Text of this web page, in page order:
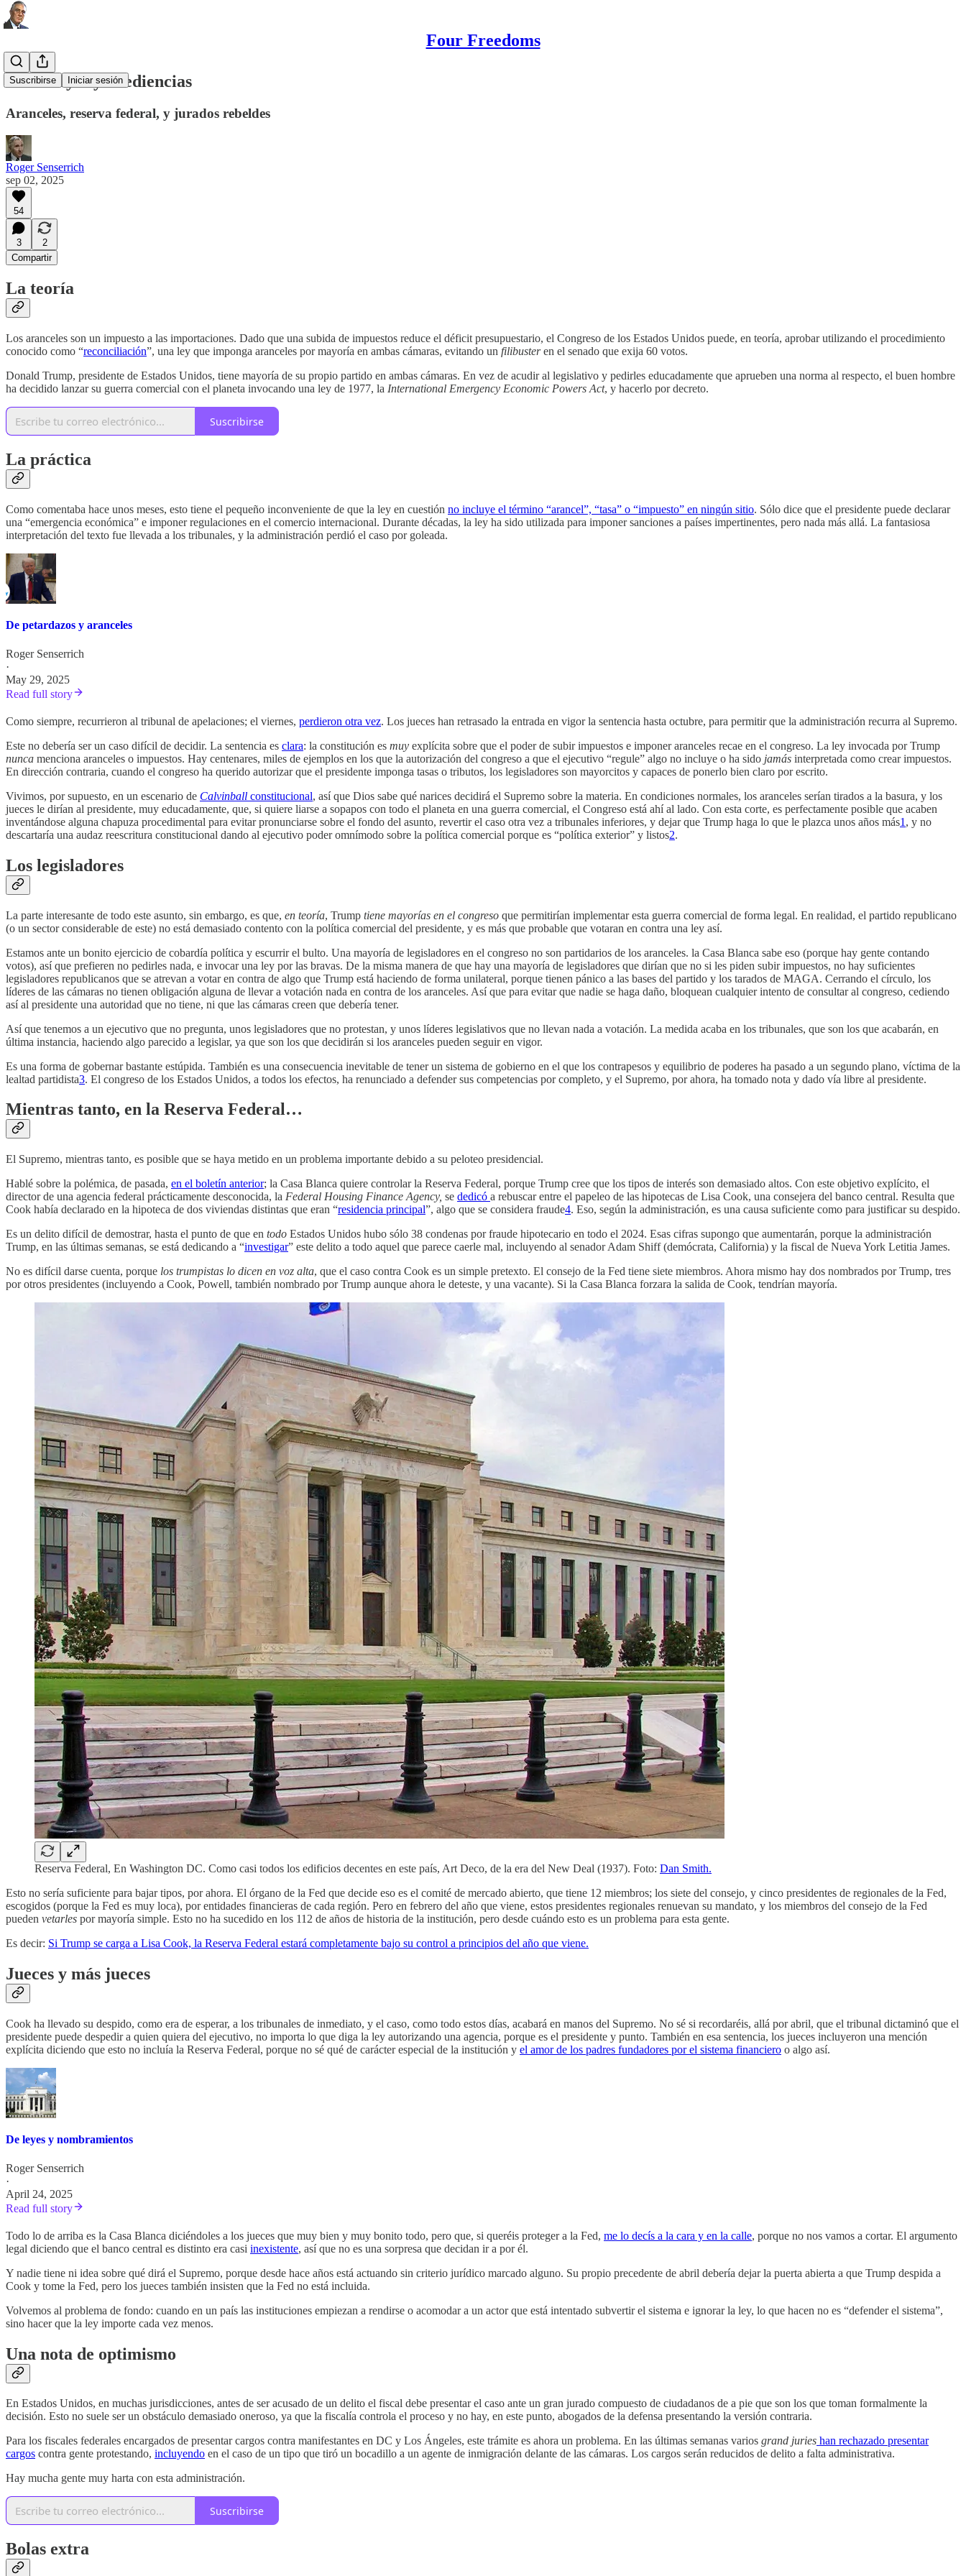
Four Freedoms
Suscribirse Iniciar sesión
Sobre leyes y obediencias
Aranceles, reserva federal, y jurados rebeldes
Roger Senserrich
sep 02, 2025
54
3
2
Compartir
La teoría
Los aranceles son un impuesto a las importaciones. Dado que una subida de impuestos reduce el déficit presupuestario, el Congreso de los Estados Unidos puede, en teoría, aprobar utilizando el procedimiento
conocido como “reconciliación”, una ley que imponga aranceles por mayoría en ambas cámaras, evitando un filibusteren el senado que exija 60 votos.
Donald Trump, presidente de Estados Unidos, tiene mayoría de su propio partido en ambas cámaras. En vez de acudir al legislativo y pedirles educadamente que aprueben una norma al respecto, el buen hombre
ha decidido lanzar su guerra comercial con el planeta invocando una ley de 1977, la International Emergency Economic Powers Act, y hacerlo por decreto.
Suscribirse
La práctica
Como comentaba hace unos meses, esto tiene el pequeño inconveniente de que la ley en cuestión no incluye el término “arancel”, “tasa” o “impuesto” en ningún sitio. Sólo dice que el presidente puede declarar
una “emergencia económica” e imponer regulaciones en el comercio internacional. Durante décadas, la ley ha sido utilizada para imponer sanciones a países impertinentes, pero nada más allá. La fantasiosa
interpretación del texto fue llevada a los tribunales, y la administración perdió el caso por goleada.
De petardazos y aranceles
Roger Senserrich
·
May 29, 2025
Read full story
Como siempre, recurrieron al tribunal de apelaciones; el viernes, perdieron otra vez. Los jueces han retrasado la entrada en vigor la sentencia hasta octubre, para permitir que la administración recurra al Supremo.
Este no debería ser un caso difícil de decidir. La sentencia es clara: la constitución es muy explícita sobre que el poder de subir impuestos e imponer aranceles recae en el congreso. La ley invocada por Trump
nunca menciona aranceles o impuestos. Hay centenares, miles de ejemplos en los que la autorización del congreso a que el ejecutivo “regule” algo no incluye o ha sido jamás interpretada como crear impuestos.
En dirección contraria, cuando el congreso ha querido autorizar que el presidente imponga tasas o tributos, los legisladores son mayorcitos y capaces de ponerlo bien claro por escrito.
Vivimos, por supuesto, en un escenario de Calvinball constitucional, así que Dios sabe qué narices decidirá el Supremo sobre la materia. En condiciones normales, los aranceles serían tirados a la basura, y los
jueces le dirían al presidente, muy educadamente, que, si quiere liarse a sopapos con todo el planeta en una guerra comercial, el Congreso está ahí al lado. Con esta corte, es perfectamente posible que acaben
inventándose alguna chapuza procedimental para evitar pronunciarse sobre el fondo del asunto, revertir el caso otra vez a tribunales inferiores, y dejar que Trump haga lo que le plazca unos años más1 , y no
descartaría una audaz reescritura constitucional dando al ejecutivo poder omnímodo sobre la política comercial porque es “política exterior” y listos2.
Los legisladores
La parte interesante de todo este asunto, sin embargo, es que, en teoría, Trump tiene mayorías en el congreso que permitirían implementar esta guerra comercial de forma legal. En realidad, el partido republicano
(o un sector considerable de este) no está demasiado contento con la política comercial del presidente, y es más que probable que votaran en contra una ley así.
Estamos ante un bonito ejercicio de cobardía política y escurrir el bulto. Una mayoría de legisladores en el congreso no son partidarios de los aranceles. la Casa Blanca sabe eso (porque hay gente contando
votos), así que prefieren no pedirles nada, e invocar una ley por las bravas. De la misma manera de que hay una mayoría de legisladores que dirían que no si les piden subir impuestos, no hay suficientes
legisladores republicanos que se atrevan a votar en contra de algo que Trump está haciendo de forma unilateral, porque tienen pánico a las bases del partido y los tarados de MAGA. Cerrando el círculo, los
líderes de las cámaras no tienen obligación alguna de llevar a votación nada en contra de los aranceles. Así que para evitar que nadie se haga daño, bloquean cualquier intento de consultar al congreso, cediendo
así al presidente una autoridad que no tiene, ni que las cámaras creen que debería tener.
Así que tenemos a un ejecutivo que no pregunta, unos legisladores que no protestan, y unos líderes legislativos que no llevan nada a votación. La medida acaba en los tribunales, que son los que acabarán, en
última instancia, haciendo algo parecido a legislar, ya que son los que decidirán si los aranceles pueden seguir en vigor.
Es una forma de gobernar bastante estúpida. También es una consecuencia inevitable de tener un sistema de gobierno en el que los contrapesos y equilibrio de poderes ha pasado a un segundo plano, víctima de la
lealtad partidista3. El congreso de los Estados Unidos, a todos los efectos, ha renunciado a defender sus competencias por completo, y el Supremo, por ahora, ha tomado nota y dado vía libre al presidente.
Mientras tanto, en la Reserva Federal…
El Supremo, mientras tanto, es posible que se haya metido en un problema importante debido a su peloteo presidencial.
Hablé sobre la polémica, de pasada, en el boletín anterior; la Casa Blanca quiere controlar la Reserva Federal, porque Trump cree que los tipos de interés son demasiado altos. Con este objetivo explícito, el
director de una agencia federal prácticamente desconocida, la Federal Housing Finance Agency, se dedicó a rebuscar entre el papeleo de las hipotecas de Lisa Cook, una consejera del banco central. Resulta que
Cook había declarado en la hipoteca de dos viviendas distintas que eran “residencia principal”, algo que se considera fraude4. Eso, según la administración, es una causa suficiente como para justificar su despido.
Es un delito difícil de demostrar, hasta el punto de que en todo Estados Unidos hubo sólo 38 condenas por fraude hipotecario en todo el 2024. Esas cifras supongo que aumentarán, porque la administración
Trump, en las últimas semanas, se está dedicando a “investigar” este delito a todo aquel que parece caerle mal, incluyendo al senador Adam Shiff (demócrata, California) y la fiscal de Nueva York Letitia James.
No es difícil darse cuenta, porque los trumpistas lo dicen en voz alta, que el caso contra Cook es un simple pretexto. El consejo de la Fed tiene siete miembros. Ahora mismo hay dos nombrados por Trump, tres
por otros presidentes (incluyendo a Cook, Powell, también nombrado por Trump aunque ahora le deteste, y una vacante). Si la Casa Blanca forzara la salida de Cook, tendrían mayoría.
Reserva Federal, En Washington DC. Como casi todos los edificios decentes en este país, Art Deco, de la era del New Deal (1937). Foto: Dan Smith.
Esto no sería suficiente para bajar tipos, por ahora. El órgano de la Fed que decide eso es el comité de mercado abierto, que tiene 12 miembros; los siete del consejo, y cinco presidentes de regionales de la Fed,
escogidos (porque la Fed es muy loca), por entidades financieras de cada región. Pero en febrero del año que viene, estos presidentes regionales renuevan su mandato, y los miembros del consejo de la Fed
pueden vetarles por mayoría simple. Esto no ha sucedido en los 112 de años de historia de la institución, pero desde cuándo esto es un problema para esta gente.
Es decir: Si Trump se carga a Lisa Cook, la Reserva Federal estará completamente bajo su control a principios del año que viene.
Jueces y más jueces
Cook ha llevado su despido, como era de esperar, a los tribunales de inmediato, y el caso, como todo estos días, acabará en manos del Supremo. No sé si recordaréis, allá por abril, que el tribunal dictaminó que el
presidente puede despedir a quien quiera del ejecutivo, no importa lo que diga la ley autorizando una agencia, porque es el presidente y punto. También en esa sentencia, los jueces incluyeron una mención
explícita diciendo que esto no incluía la Reserva Federal, porque no sé qué de carácter especial de la institución y el amor de los padres fundadores por el sistema financiero o algo así.
De leyes y nombramientos
Roger Senserrich
·
April 24, 2025
Read full story
Todo lo de arriba es la Casa Blanca diciéndoles a los jueces que muy bien y muy bonito todo, pero que, si queréis proteger a la Fed, me lo decís a la cara y en la calle, porque no nos vamos a cortar. El argumento
legal diciendo que el banco central es distinto era casi inexistente, así que no es una sorpresa que decidan ir a por él.
Y nadie tiene ni idea sobre qué dirá el Supremo, porque desde hace años está actuando sin criterio jurídico marcado alguno. Su propio precedente de abril debería dejar la puerta abierta a que Trump despida a
Cook y tome la Fed, pero los jueces también insisten que la Fed no está incluida.
Volvemos al problema de fondo: cuando en un país las instituciones empiezan a rendirse o acomodar a un actor que está intentado subvertir el sistema e ignorar la ley, lo que hacen no es “defender el sistema”,
sino hacer que la ley importe cada vez menos.
Una nota de optimismo
En Estados Unidos, en muchas jurisdicciones, antes de ser acusado de un delito el fiscal debe presentar el caso ante un gran jurado compuesto de ciudadanos de a pie que son los que toman formalmente la
decisión. Esto no suele ser un obstáculo demasiado oneroso, ya que la fiscalía controla el proceso y no hay, en este punto, abogados de la defensa presentando la versión contraria.
Para los fiscales federales encargados de presentar cargos contra manifestantes en DC y Los Ángeles, este trámite es ahora un problema. En las últimas semanas varios grand juries han rechazado presentar
cargos contra gente protestando, incluyendo en el caso de un tipo que tiró un bocadillo a un agente de inmigración delante de las cámaras. Los cargos serán reducidos de delito a falta administrativa.
Hay mucha gente muy harta con esta administración.
Suscribirse
Bolas extra